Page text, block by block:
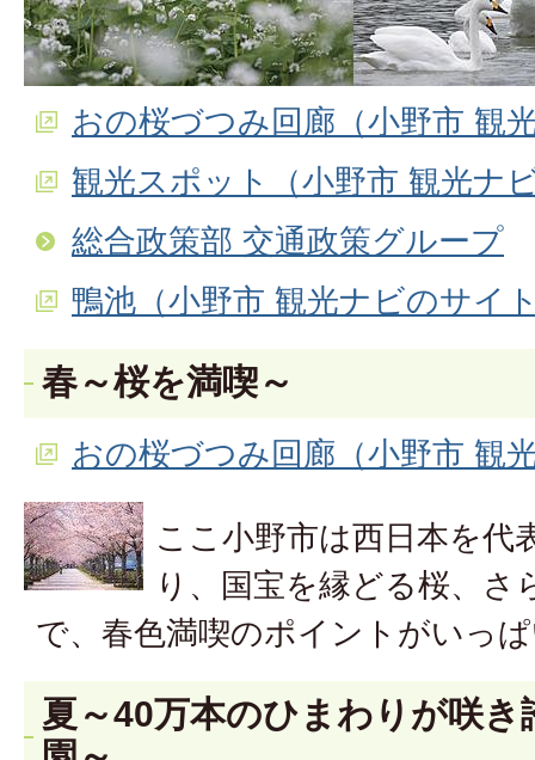
おの桜づつみ回廊（小野市 観
観光スポット（小野市 観光ナ
総合政策部 交通政策グループ
鴨池（小野市 観光ナビのサイ
春～桜を満喫～
おの桜づつみ回廊（小野市 観
ここ小野市は西日本を代
り、国宝を縁どる桜、さ
で、春色満喫のポイントがいっ
夏～40万本のひまわりが咲